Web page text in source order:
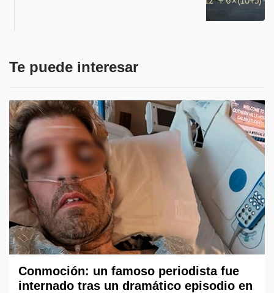
Te puede interesar
Conmoción: un famoso periodista fue
internado tras un dramático episodio en